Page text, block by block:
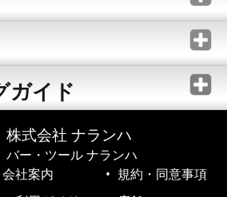
ガイド
株式会社 ナランハ
バー・ツール ナランハ
会社案内
規約・同意事項